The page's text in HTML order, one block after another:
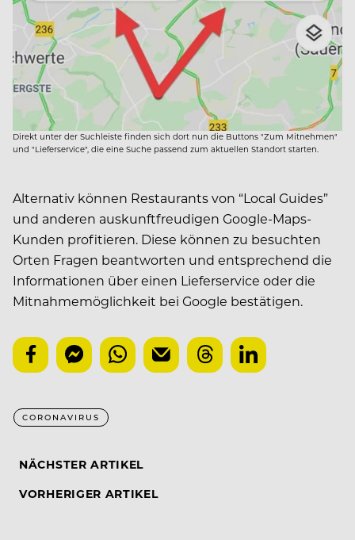
Direkt unter der Suchleiste finden sich dort nun die Buttons "Zum Mitnehmen"
und "Lieferservice", die eine Suche passend zum aktuellen Standort starten.
Alternativ können Restaurants von “Local Guides”
und anderen auskunftfreudigen Google-Maps-
Kunden profitieren. Diese können zu besuchten
Orten Fragen beantworten und entsprechend die
Informationen über einen Lieferservice oder die
Mitnahmemöglichkeit bei Google bestätigen.
CORONAVIRUS
NÄCHSTER ARTIKEL
VORHERIGER ARTIKEL